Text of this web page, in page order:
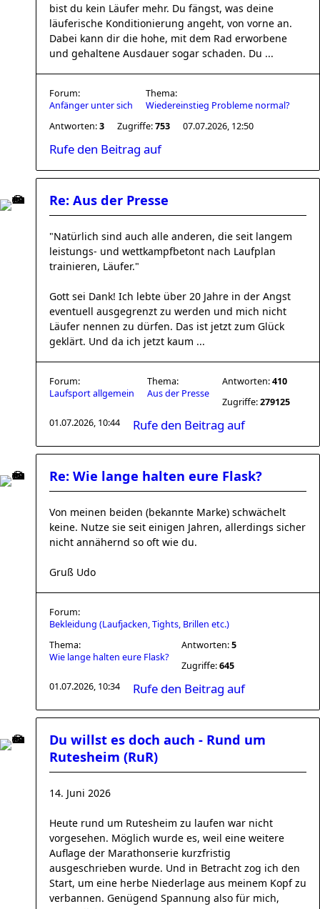
bist du kein Läufer mehr. Du fängst, was deine
läuferische Konditionierung angeht, von vorne an.
Dabei kann dir die hohe, mit dem Rad erworbene
und gehaltene Ausdauer sogar schaden. Du ...
Forum:
Anfänger unter sich
Thema:
Wiedereinstieg Probleme normal?
Antworten:3 Zugriffe:753 07.07.2026, 12:50
Rufe den Beitrag auf
Re: Aus der Presse
"Natürlich sind auch alle anderen, die seit langem
leistungs- und wettkampfbetont nach Laufplan
trainieren, Läufer."
Gott sei Dank! Ich lebte über 20 Jahre in der Angst
eventuell ausgegrenzt zu werden und mich nicht
Läufer nennen zu dürfen. Das ist jetzt zum Glück
geklärt. Und da ich jetzt kaum ...
Forum:
Laufsport allgemein
Thema:
Aus der Presse
Antworten:410
Zugriffe:279125
01.07.2026, 10:44
Rufe den Beitrag auf
Re: Wie lange halten eure Flask?
Von meinen beiden (bekannte Marke) schwächelt
keine. Nutze sie seit einigen Jahren, allerdings sicher
nicht annähernd so oft wie du.
Gruß Udo
Forum:
Bekleidung (Laufjacken, Tights, Brillen etc.)
Thema:
Wie lange halten eure Flask?
Antworten:5
Zugriffe:645
01.07.2026, 10:34
Rufe den Beitrag auf
Du willst es doch auch - Rund um
Rutesheim (RuR)
14. Juni 2026
Heute rund um Rutesheim zu laufen war nicht
vorgesehen. Möglich wurde es, weil eine weitere
Auflage der Marathonserie kurzfristig
ausgeschrieben wurde. Und in Betracht zog ich den
Start, um eine herbe Niederlage aus meinem Kopf zu
verbannen. Genügend Spannung also für mich,